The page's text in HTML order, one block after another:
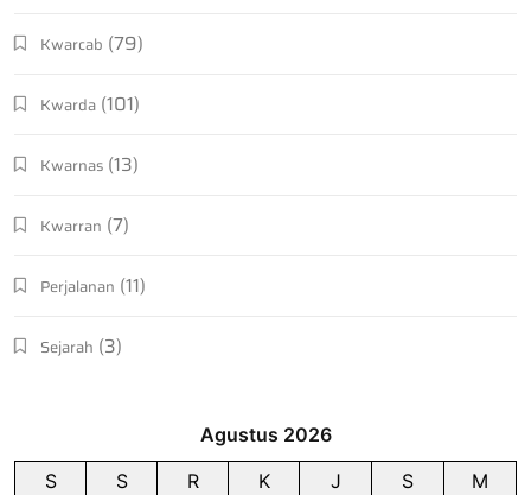
Kwarcab (79)
Kwarda (101)
Kwarnas (13)
Kwarran (7)
Perjalanan (11)
Sejarah (3)
Agustus 2026
S
S R K J S
M